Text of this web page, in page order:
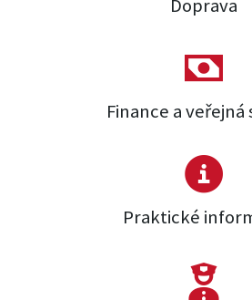
Doprava
Finance a veřejná
Praktické